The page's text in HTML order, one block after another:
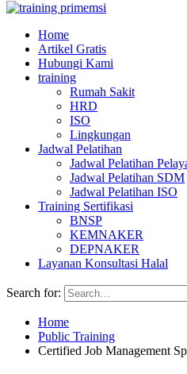
Home
Artikel Gratis
Hubungi Kami
training
Rumah Sakit
HRD
ISO
Lingkungan
Jadwal Pelatihan
Jadwal Pelatihan
Jadwal Pelatihan SDM
Jadwal Pelatihan ISO
Training Sertifikasi
BNSP
KEMNAKER
DEPNAKER
Layanan Konsultasi Halal
Search for:
Home
Public Training
Certified Job Management